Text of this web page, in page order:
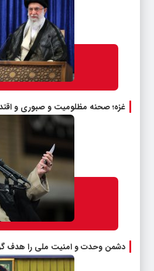
غزه؛ صحنه مظلومیت و صبوری و
دشمن وحدت و امنیت ملی را هدف